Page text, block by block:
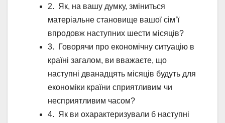
2. Як, на вашу думку, зміниться
матеріальне становище вашої сім’ї
впродовж наступних шести місяців?
3. Говорячи про економічну ситуацію в
країні загалом, ви вважаєте, що
наступні дванадцять місяців будуть для
економіки країни сприятливим чи
несприятливим часом?
4. Як ви охарактеризували б наступні